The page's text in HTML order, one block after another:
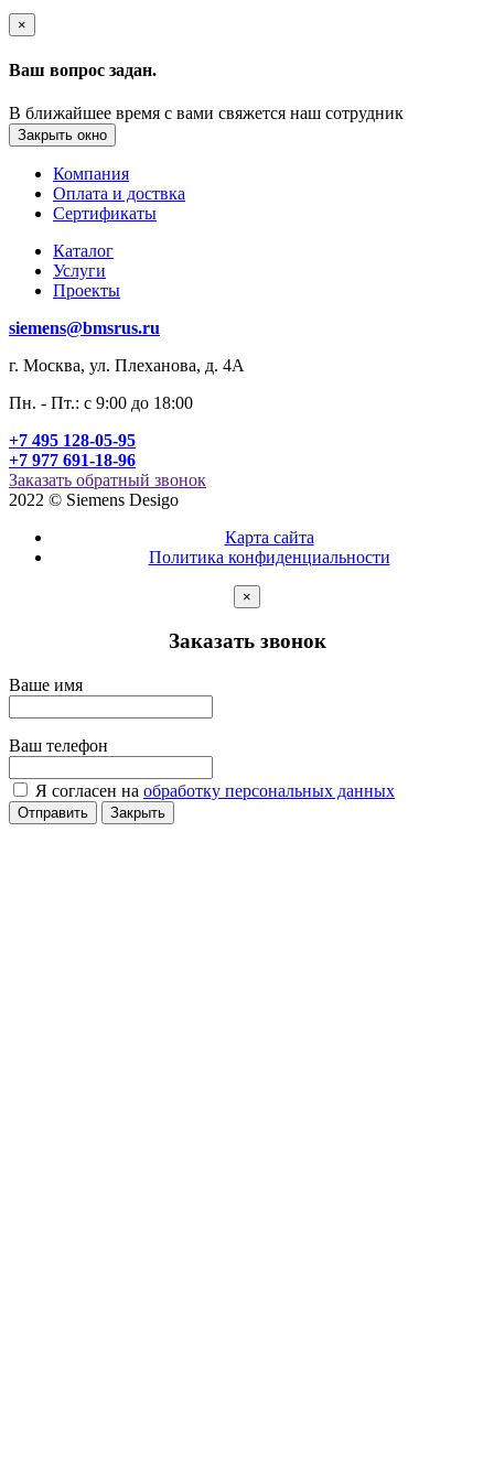
×
Ваш вопрос задан.
В ближайшее время с вами свяжется наш сотрудник
Закрыть окно
Компания
Оплата и доствка
Сертификаты
Каталог
Услуги
Проекты
siemens@bmsrus.ru
г. Москва, ул. Плеханова, д. 4А
Пн. - Пт.: c 9:00 до 18:00
+7 495 128-05-95
+7 977 691-18-96
Заказать обратный звонок
2022 © Siemens Desigo
Карта сайта
Политика конфиденциальности
×
Заказать звонок
Ваше имя
Ваш телефон
Я согласен на обработку персональных данных
Отправить Закрыть